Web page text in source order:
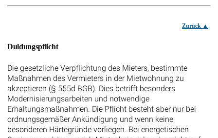
Zurück
Duldungspflicht
Die gesetzliche Verpflichtung des Mieters, bestimmte
Maßnahmen des Vermieters in der Mietwohnung zu
akzeptieren (§ 555d BGB). Dies betrifft besonders
Modernisierungsarbeiten und notwendige
Erhaltungsmaßnahmen. Die Pflicht besteht aber nur bei
ordnungsgemäßer Ankündigung und wenn keine
besonderen Härtegründe vorliegen. Bei energetischen